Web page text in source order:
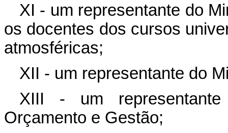
XI - um representante do
os docentes dos cursos
atmosféricas;
XII - um representante do
XIII - um
Orçamento e Gestão;